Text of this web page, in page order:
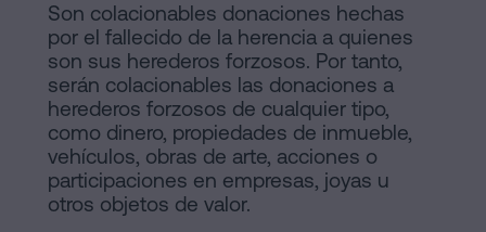
Son colacionables donaciones hechas
por el fallecido de la herencia a quienes
son sus herederos forzosos. Por tanto,
serán colacionables las donaciones a
herederos forzosos de cualquier tipo,
como dinero, propiedades de inmueble,
vehículos, obras de arte, acciones o
participaciones en empresas, joyas u
otros objetos de valor.